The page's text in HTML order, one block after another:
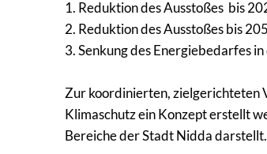
1. Reduktion des Ausstoßes bis
2. Reduktion des Ausstoßes bis
3. Senkung des Energiebedarfes
Zur koordinierten, zielgerichteten
Klimaschutz ein Konzept erstellt
Bereiche der Stadt Nidda darstellt.